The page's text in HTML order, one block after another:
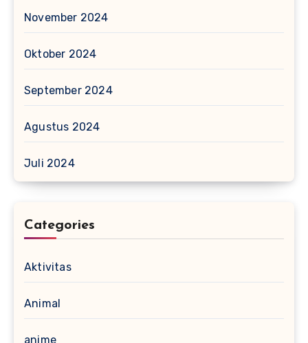
November 2024
Oktober 2024
September 2024
Agustus 2024
Juli 2024
Categories
Aktivitas
Animal
anime